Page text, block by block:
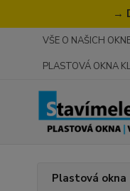
→
VŠE O NAŠICH
PLASTOVÁ OKNA
Plastová okna